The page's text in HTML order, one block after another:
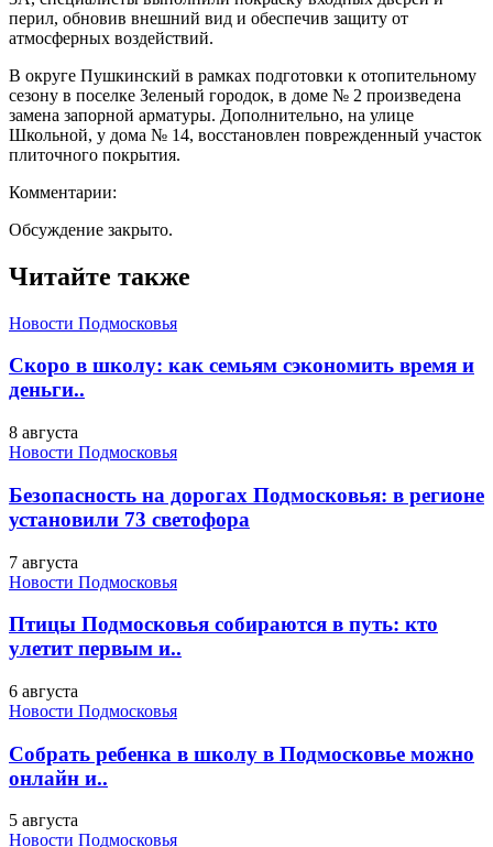
перил, обновив внешний вид и обеспечив защиту от
атмосферных воздействий.
В округе Пушкинский в рамках подготовки к отопительному
сезону в поселке Зеленый городок, в доме № 2 произведена
замена запорной арматуры. Дополнительно, на улице
Школьной, у дома № 14, восстановлен поврежденный участок
плиточного покрытия.
Комментарии:
Обсуждение закрыто.
Читайте также
Новости Подмосковья
Скоро в школу: как семьям сэкономить время и
деньги..
8 августа
Новости Подмосковья
Безопасность на дорогах Подмосковья: в регионе
установили 73 светофора
7 августа
Новости Подмосковья
Птицы Подмосковья собираются в путь: кто
улетит первым и..
6 августа
Новости Подмосковья
Собрать ребенка в школу в Подмосковье можно
онлайн и..
5 августа
Новости Подмосковья